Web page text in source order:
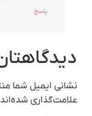
پاسخ
نشانی ایمیل شما
علامت‌گذاری شده‌اند